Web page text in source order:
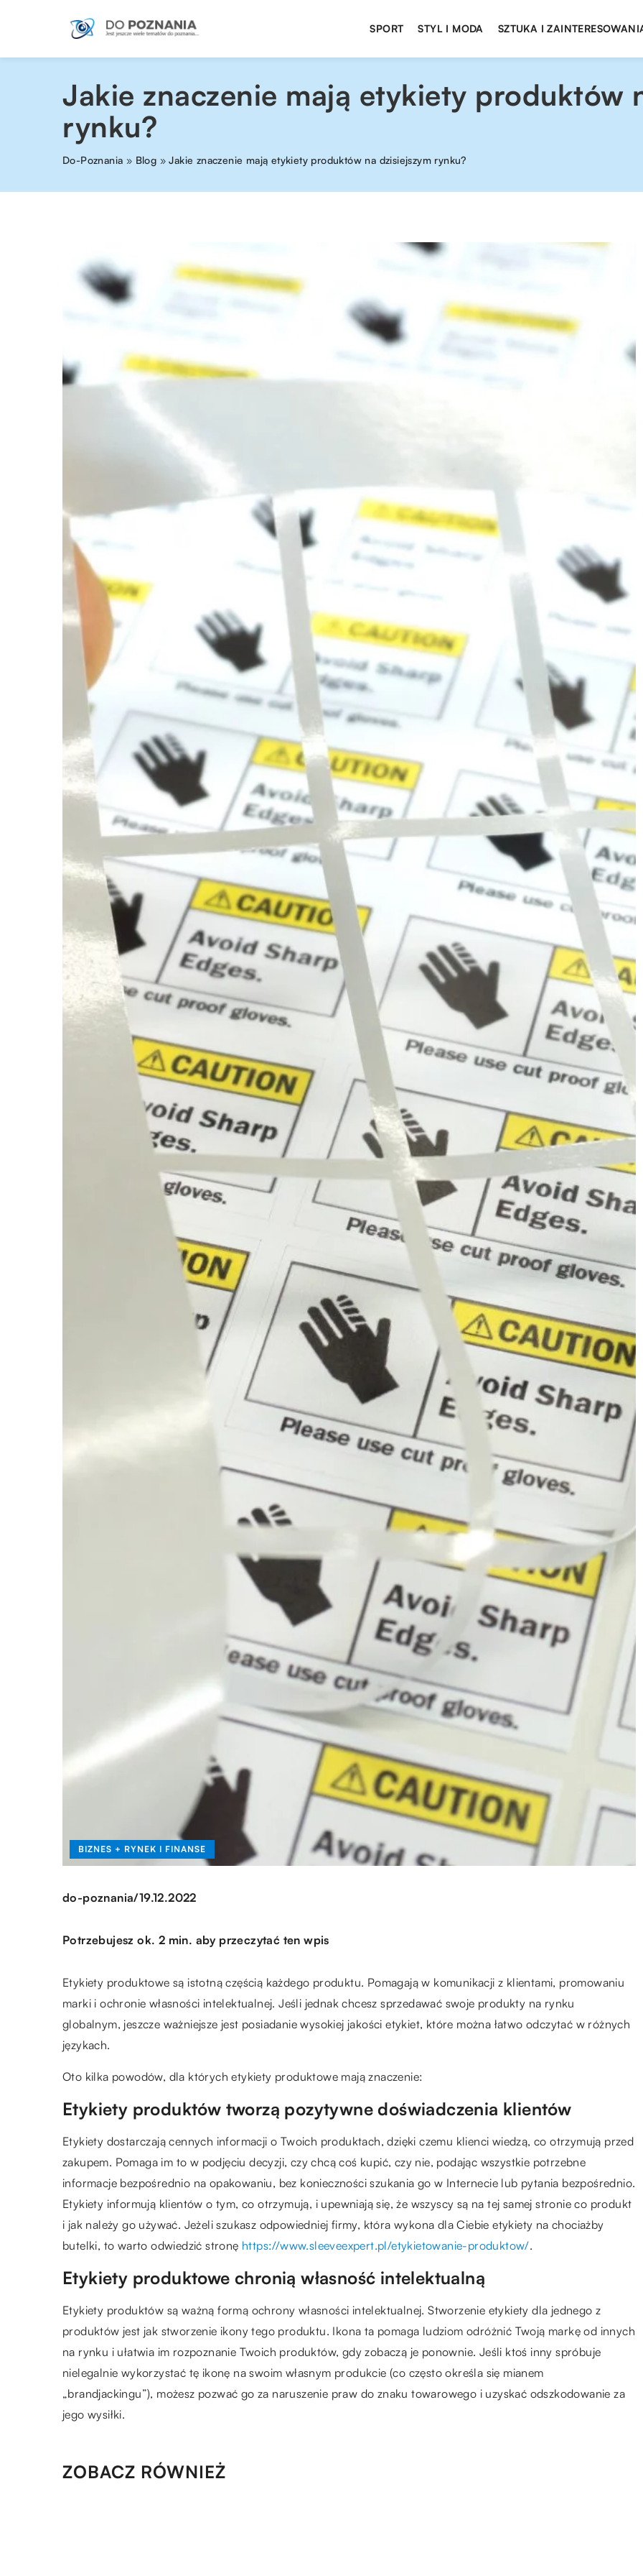
SPORT STYL I MODA SZTUKA I
Jakie znaczenie mają etykiety produktów
rynku?
Do-Poznania » Blog »Jakie znaczenie mają etykiety produktów na dzisiejszym rynku?
BIZNES + RYNEK I FINANSE
do-poznania/19.12.2022
Potrzebujesz ok. 2 min. aby przeczytać ten wpis
Etykiety produktowe są istotną częścią każdego produktu. Pomagają w komunikacji z klientami, promowaniu
marki i ochronie własności intelektualnej. Jeśli jednak chcesz sprzedawać swoje produkty na rynku
globalnym, jeszcze ważniejsze jest posiadanie wysokiej jakości etykiet, które można łatwo odczytać w różnych
językach.
Oto kilka powodów, dla których etykiety produktowe mają znaczenie:
Etykiety produktów tworzą pozytywne doświadczenia klientów
Etykiety dostarczają cennych informacji o Twoich produktach, dzięki czemu klienci wiedzą, co otrzymują przed
zakupem. Pomaga im to w podjęciu decyzji, czy chcą coś kupić, czy nie, podając wszystkie potrzebne
informacje bezpośrednio na opakowaniu, bez konieczności szukania go w Internecie lub pytania bezpośrednio.
Etykiety informują klientów o tym, co otrzymują, i upewniają się, że wszyscy są na tej samej stronie co produkt
i jak należy go używać. Jeżeli szukasz odpowiedniej firmy, która wykona dla Ciebie etykiety na chociażby
butelki, to warto odwiedzić stronę https://www.sleeveexpert.pl/etykietowanie-produktow/.
Etykiety produktowe chronią własność intelektualną
Etykiety produktów są ważną formą ochrony własności intelektualnej. Stworzenie etykiety dla jednego z
produktów jest jak stworzenie ikony tego produktu. Ikona ta pomaga ludziom odróżnić Twoją markę od innych
na rynku i ułatwia im rozpoznanie Twoich produktów, gdy zobaczą je ponownie. Jeśli ktoś inny spróbuje
nielegalnie wykorzystać tę ikonę na swoim własnym produkcie (co często określa się mianem
„brandjackingu”), możesz pozwać go za naruszenie praw do znaku towarowego i uzyskać odszkodowanie za
jego wysiłki.
ZOBACZ RÓWNIEŻ